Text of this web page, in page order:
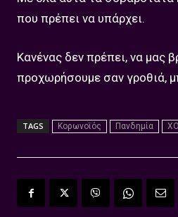
που πρέπει να υπάρχει.
Κανένας δεν πρέπει, να μας
προχωρήσουμε σαν γροθιά,
TAGS Κορωνοϊός Πανδημία